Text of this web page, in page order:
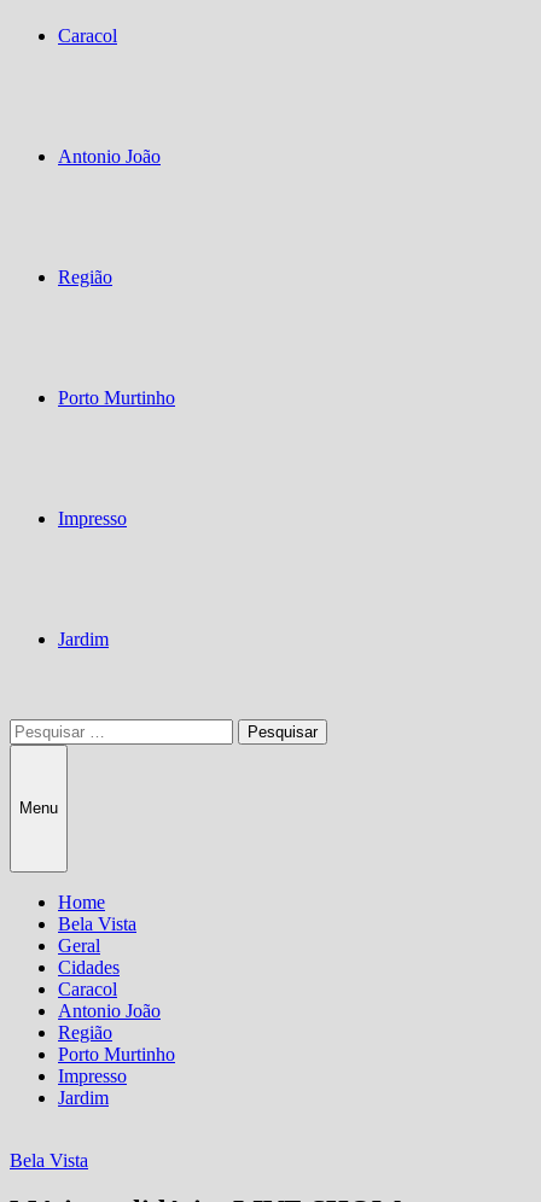
Caracol
Antonio João
Região
Porto Murtinho
Impresso
Jardim
Pesquisar
por:
Menu
Home
Bela Vista
Geral
Cidades
Caracol
Antonio João
Região
Porto Murtinho
Impresso
Jardim
Bela Vista